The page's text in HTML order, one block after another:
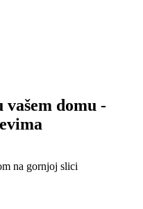
domu -
na gornjoj slici